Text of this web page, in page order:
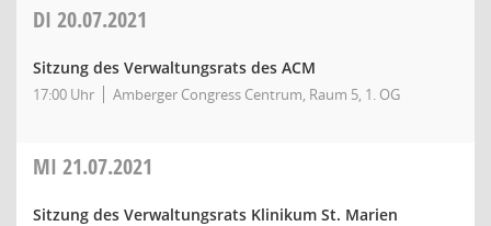
DI 20.07.2021
Sitzung des Verwaltungsrats des ACM
17:00 Uhr Amberger Congress Centrum, Raum 5, 1. OG
MI 21.07.2021
Sitzung des Verwaltungsrats Klinikum St. Marien